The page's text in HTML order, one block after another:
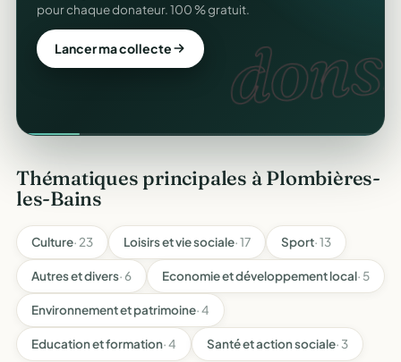
dons.
pour chaque donateur. 100 % gratuit.
Lancer ma collecte
Thématiques principales à Plombières-
les-Bains
Culture· 23 Loisirs et vie sociale· 17 Sport· 13
Autres et divers· 6 Economie et développement local· 5
Environnement et patrimoine· 4
Education et formation· 4 Santé et action sociale· 3